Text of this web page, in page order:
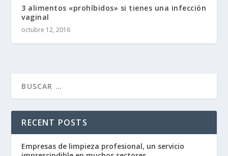
3 alimentos «prohíbidos» si tienes una infección
vaginal
octubre 12, 2016
RECENT POSTS
Empresas de limpieza profesional, un servicio